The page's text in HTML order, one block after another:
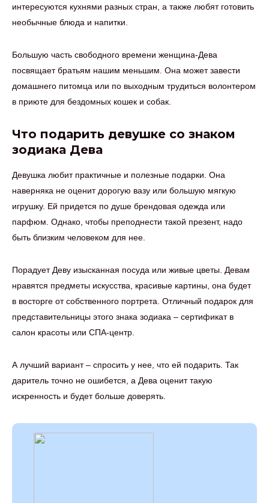
интересуются кухнями разных стран, а также любят готовить
необычные блюда и напитки.
Большую часть свободного времени женщина-Дева
посвящает братьям нашим меньшим. Она может завести
домашнего питомца или по выходным трудиться волонтером
в приюте для бездомных кошек и собак.
Что подарить девушке со знаком
зодиака Дева
Девушка любит практичные и полезные подарки. Она
наверняка не оценит дорогую вазу или большую мягкую
игрушку. Ей придется по душе брендовая одежда или
парфюм. Однако, чтобы преподнести такой презент, надо
быть близким человеком для нее.
Порадует Деву изысканная посуда или живые цветы. Девам
нравятся предметы искусства, красивые картины, она будет
в восторге от собственного портрета. Отличный подарок для
представительницы этого знака зодиака – сертификат в
салон красоты или СПА-центр.
А лучший вариант – спросить у нее, что ей подарить. Так
даритель точно не ошибется, а Дева оценит такую
искренность и будет больше доверять.